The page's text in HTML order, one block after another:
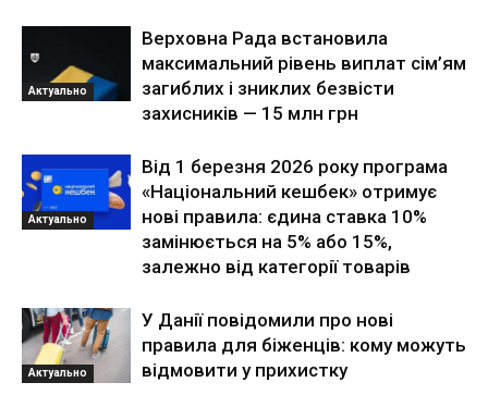
Актуально
Верховна Рада встановила
максимальний рівень виплат сім’ям
загиблих і зниклих безвісти
захисників — 15 млн грн
Актуально
Від 1 березня 2026 року програма
«Національний кешбек» отримує
нові правила: єдина ставка 10%
замінюється на 5% або 15%,
залежно від категорії товарів
Актуально
У Данії повідомили про нові
правила для біженців: кому можуть
відмовити у прихистку